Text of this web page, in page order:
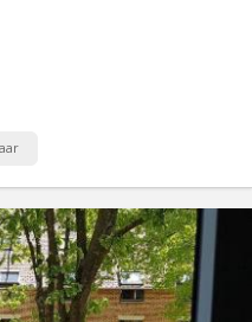
KV 424
8, proche de la Grand place,
lumineux disponible dès